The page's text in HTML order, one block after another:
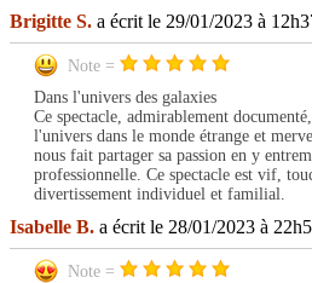
Brigitte S. a écrit le 29/01/2023 à
Note =
Dans l'univers des galaxies
Ce spectacle, admirablement
l'univers dans le monde étrange et
nous fait partager sa passion en y
professionnelle. Ce spectacle est vif,
divertissement individuel et familial.
Isabelle B. a écrit le 28/01/2023 à
Note =